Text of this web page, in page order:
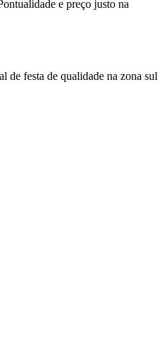
e preço justo na
de festa de qualidade na zona sul